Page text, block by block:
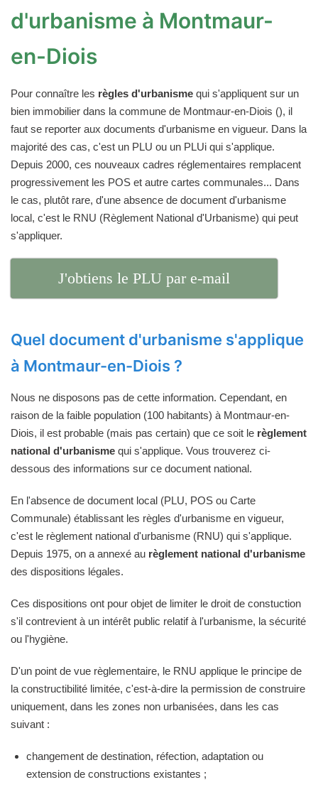
d'urbanisme à Montmaur-
en-Diois
Pour connaître les règles d'urbanisme qui s'appliquent sur un
bien immobilier dans la commune de Montmaur-en-Diois (), il
faut se reporter aux documents d'urbanisme en vigueur. Dans la
majorité des cas, c'est un PLU ou un PLUi qui s'applique.
Depuis 2000, ces nouveaux cadres réglementaires remplacent
progressivement les POS et autre cartes communales... Dans
le cas, plutôt rare, d'une absence de document d'urbanisme
local, c'est le RNU (Règlement National d'Urbanisme) qui peut
s'appliquer.
J'obtiens le PLU par e-mail
Quel document d'urbanisme s'applique
à Montmaur-en-Diois ?
Nous ne disposons pas de cette information. Cependant, en
raison de la faible population (100 habitants) à Montmaur-en-
Diois, il est probable (mais pas certain) que ce soit le règlement
national d'urbanisme qui s'applique. Vous trouverez ci-
dessous des informations sur ce document national.
En l'absence de document local (PLU, POS ou Carte
Communale) établissant les règles d'urbanisme en vigueur,
c'est le règlement national d'urbanisme (RNU) qui s'applique.
Depuis 1975, on a annexé au règlement national d'urbanisme
des dispositions légales.
Ces dispositions ont pour objet de limiter le droit de constuction
s'il contrevient à un intérêt public relatif à l'urbanisme, la sécurité
ou l'hygiène.
D'un point de vue règlementaire, le RNU applique le principe de
la constructibilité limitée, c'est-à-dire la permission de construire
uniquement, dans les zones non urbanisées, dans les cas
suivant :
changement de destination, réfection, adaptation ou
extension de constructions existantes ;